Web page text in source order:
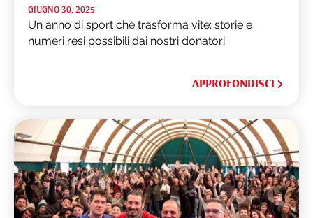
GIUGNO 30, 2025
Un anno di sport che trasforma vite: storie e
numeri resi possibili dai nostri donatori
APPROFONDISCI